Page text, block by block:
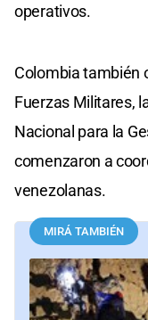
operativos.
Colombia también
Fuerzas Militares,
Nacional para la
comenzaron a
venezolanas.
MIRÁ TAMBIÉN